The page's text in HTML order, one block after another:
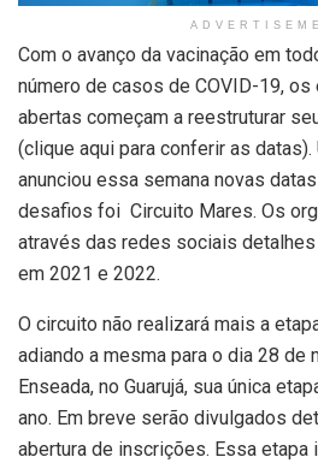
Com o avanço da vacinação em
número de casos de COVID-19,
abertas começam a reestruturar
(clique aqui para conferir as
anunciou essa semana novas
desafios foi Circuito Mares. Os
através das redes sociais
em 2021 e 2022.
O circuito não realizará mais a
adiando a mesma para o dia 28 de
Enseada, no Guarujá, sua única
ano. Em breve serão divulgados
abertura de inscrições. Essa etapa